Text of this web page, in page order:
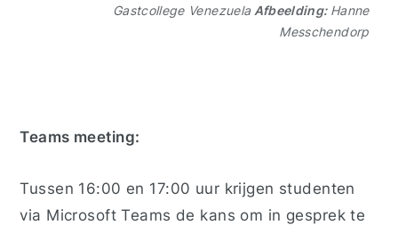
Gastcollege VenezuelaAfbeelding: Hanne
Messchendorp
Teams meeting:
Tussen 16:00 en 17:00 uur krijgen studenten
via Microsoft Teams de kans om in gesprek te